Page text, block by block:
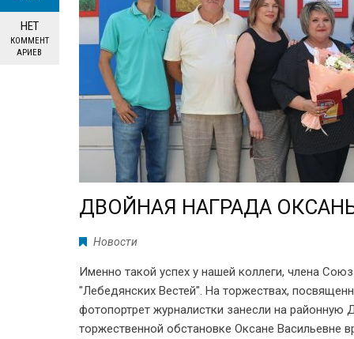
НЕТ
КОММЕНТ
АРИЕВ
ДВОЙНАЯ НАГРАДА
Новости
Именно такой успех у нашей коллеги, члена
"Лебедянских Вестей". На торжествах,
фотопортрет журналистки занесли на районную
торжественной обстановке Оксане Васильевне